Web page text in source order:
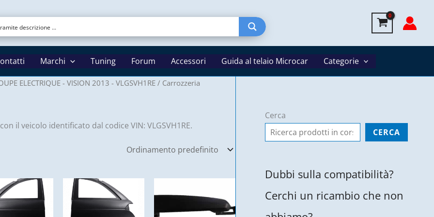
Marchi Tuning Forum Accessori Guida al telaio Microcar Categorie
ELECTRIQUE - VISION 2013 - VLGSVH1RE / Carrozzeria
il veicolo identificato dal codice VIN: VLGSVH1RE.
Cerca
CERCA
Dubbi sulla compatibilità?
Cerchi un ricambio che non